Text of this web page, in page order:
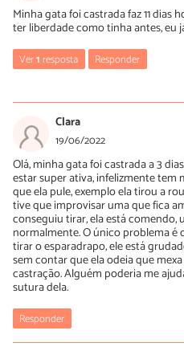
Minha gata foi castrada faz 11 dias
ter liberdade como tinha antes, eu
Ver1resposta Responder
Não se deve deixar gatos
eles ficam doentes! Gatos que
gatos que não tem acesso a
Pense bem ….
Clara
19/06/2022
Olá, minha gata foi castrada a 3
estar super ativa, infelizmente
que ela pule, exemplo ela tirou a
tive que improvisar uma que fica
conseguiu tirar, ela está comendo,
normalmente. O único problema
tirar o esparadrapo, ele está
sem contar que ela odeia que
castração. Alguém poderia me
sutura dela.
Responder